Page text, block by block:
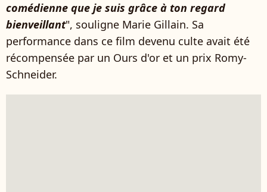
comédienne que je suis grâce à ton regard
bienveillant", souligne Marie Gillain. Sa
performance dans ce film devenu culte avait été
récompensée par un Ours d'or et un prix Romy-
Schneider.